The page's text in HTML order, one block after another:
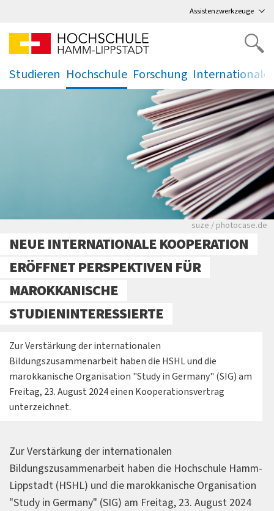
Assistenzwerkzeuge
Studieren
.
Hochschule
.
Forschung
. .
Viele Zeitungen.
suze / photocase.de
NEUE INTERNATIONALE KOOPERATION
ERÖFFNET PERSPEKTIVEN FÜR
MAROKKANISCHE
STUDIENINTERESSIERTE
Zur Verstärkung der internationalen
Bildungszusammenarbeit haben die HSHL und die
marokkanische Organisation "Study in Germany" (SIG) am
Freitag, 23. August 2024 einen Kooperationsvertrag
unterzeichnet.
Zur Verstärkung der internationalen
Bildungszusammenarbeit haben die Hochschule Hamm-
Lippstadt (HSHL) und die marokkanische Organisation
"Study in Germany" (SIG) am Freitag, 23. August 2024